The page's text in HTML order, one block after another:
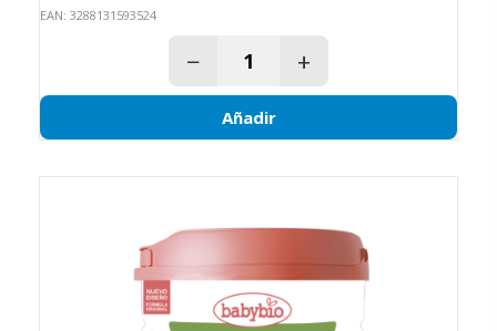
EAN: 3288131593524
− +
Añadir